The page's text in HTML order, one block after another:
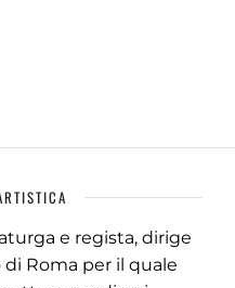
e regista, dirige
Roma per il quale